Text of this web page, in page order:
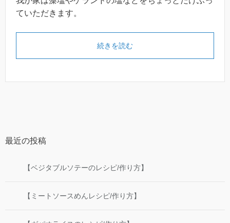
ていただきます。
続きを読む
最近の投稿
【ベジタブルソテーのレシピ/作り方】
【ミートソースめんレシピ/作り方】